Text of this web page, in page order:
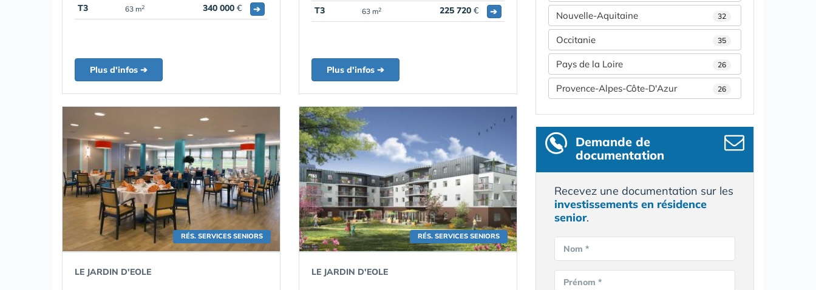
T3
63 m2 340 000 € ➔
Plus d'infos ➔
T3
63 m2 225 720 € ➔
Plus d'infos ➔
RÉS. SERVICES SENIORS
LE JARDIN D'EOLE
RÉS. SERVICES SENIORS
LE JARDIN D'EOLE
Nouvelle-Aquitaine 32
Occitanie 35
Pays de la Loire 26
Provence-Alpes-Côte-D'Azur 26
Demande de
documentation
Recevez une documentation sur les
investissements en résidence
senior.
Nom *
Prénom *